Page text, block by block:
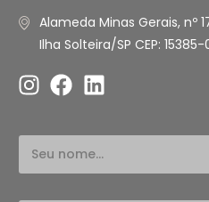
Alameda Minas Gerais, nº
Ilha Solteira/SP CEP: